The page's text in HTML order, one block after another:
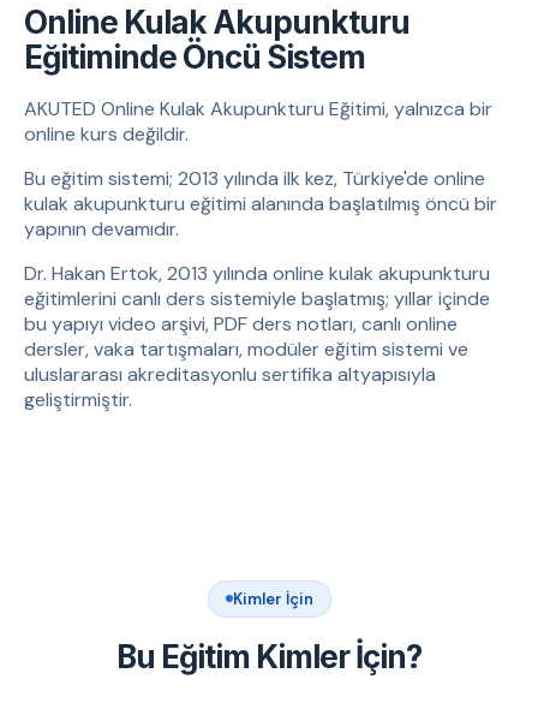
Online Kulak Akupunkturu
Eğitiminde Öncü Sistem
AKUTED Online Kulak Akupunkturu Eğitimi, yalnızca bir
online kurs değildir.
Bu eğitim sistemi; 2013 yılında ilk kez, Türkiye'de online
kulak akupunkturu eğitimi alanında başlatılmış öncü bir
yapının devamıdır.
Dr. Hakan Ertok, 2013 yılında online kulak akupunkturu
eğitimlerini canlı ders sistemiyle başlatmış; yıllar içinde
bu yapıyı video arşivi, PDF ders notları, canlı online
dersler, vaka tartışmaları, modüler eğitim sistemi ve
uluslararası akreditasyonlu sertifika altyapısıyla
geliştirmiştir.
Kimler İçin
Bu Eğitim Kimler İçin?